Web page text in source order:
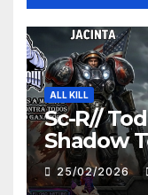
ALL KILL
Sc-R//
Shadow
25/02/2026